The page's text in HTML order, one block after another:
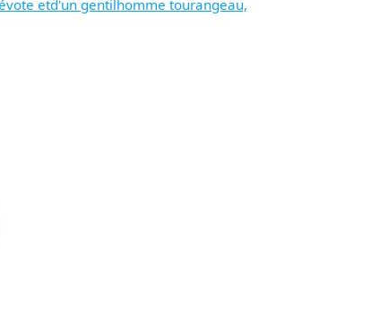
etd'un gentilhomme tourangeau,